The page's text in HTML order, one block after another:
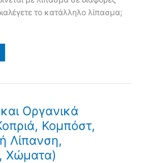
το κατάλληλο λίπασμα;
Οργανικά
Κομπόστ,
Λίπανση,
Χώματα)